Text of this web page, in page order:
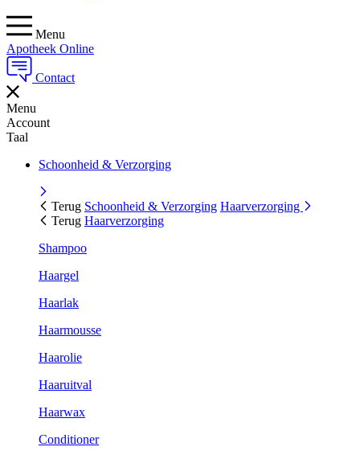
Menu
Apotheek Online
Contact
Menu
Account
Taal
Schoonheid & Verzorging
Terug Schoonheid & Verzorging Haarverzorging
Terug Haarverzorging
Shampoo
Haargel
Haarlak
Haarmousse
Haarolie
Haaruitval
Haarwax
Conditioner